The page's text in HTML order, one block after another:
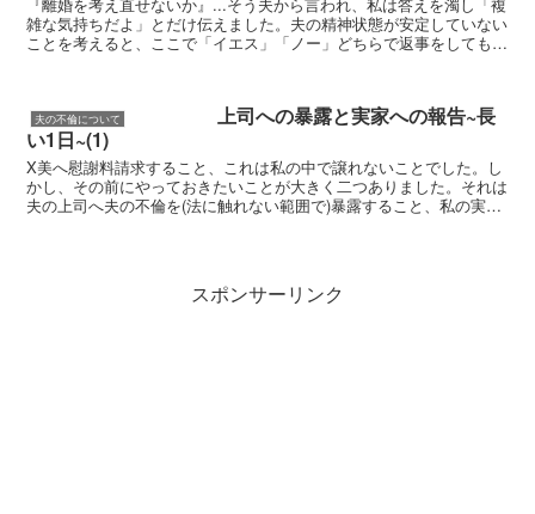
『離婚を考え直せないか』...そう夫から言われ、私は答えを濁し「複
雑な気持ちだよ」とだけ伝えました。夫の精神状態が安定していない
ことを考えると、ここで「イエス」「ノー」どちらで返事をしても夫
夫の不倫について
上司への暴露と実家への報告~長
い1日~(1)
X美へ慰謝料請求すること、これは私の中で譲れないことでした。し
かし、その前にやっておきたいことが大きく二つありました。それは
夫の上司へ夫の不倫を(法に触れない範囲で)暴露すること、私の実家
スポンサーリンク